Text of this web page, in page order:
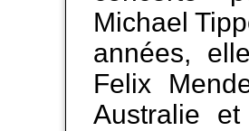
Michael
années,
Felix
Australie